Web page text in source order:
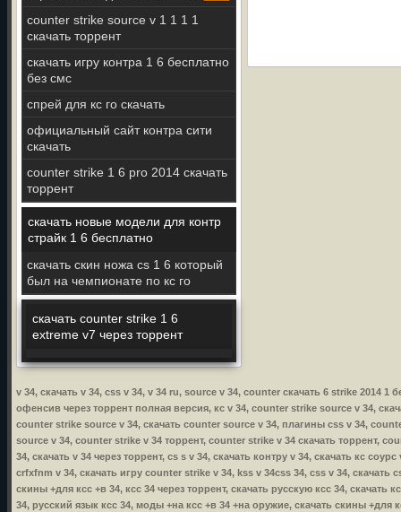
counter strike source v 1 1 1 1
скачать торрент
скачать игру контра 1 6 бесплатно
без смс
спрей для кс го скачать
официальный сайт контра сити
скачать
counter strike 1 6 pro 2014 скачать
торрент
скачать новые модели для контр
страйк 1 6 бесплатно
скачать скин ножа cs 1 6 который
был на чемпионате по кс го
скачать counter strike 1 6
extreme v7 через торрент
v 34, скачать v 34, css v 34, v 34 ru, source v 34, counter скачать 6 strike 2014 1
офенсив через торрент полная версия, кс v 34, counter strike source v 34,
counter strike source v 34, скачать counter source v 34, плагины css v 34,
source v 34, counter strike v 34 торрент, counter strike v 34 скачать торрент,
34, скачать v 34 через торрент, cs s v 34, скачать контру v 34, скачать кс
crfxfnm v 34, скачать игру counter strike v 34, kss v 34css 34, css v 34, скачать
скины +для ксс +в 34, ксс 34 через торрент, скачать русскую ксс 34, скачать
34, русский язык ксс 34, моды +на ксс +в 34 +на оружие, скачать скины +для